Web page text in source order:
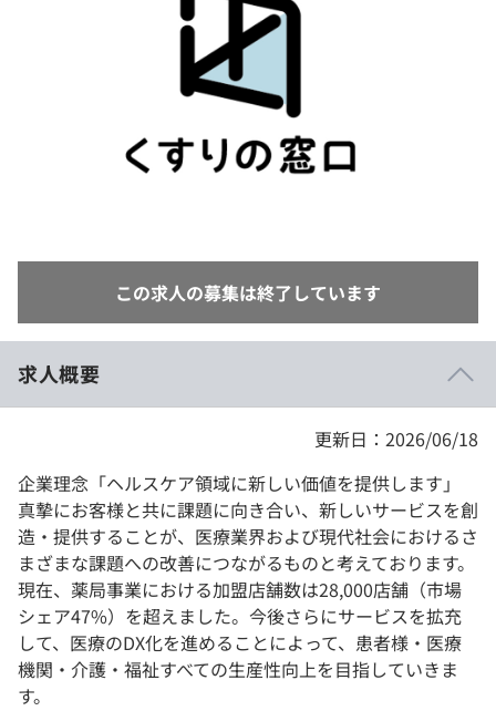
法人向けプラン
この求人の募集は終了しています
求人概要
更新日：2026/06/18
企業理念「ヘルスケア領域に新しい価値を提供します」
真摯にお客様と共に課題に向き合い、新しいサービスを創
造・提供することが、医療業界および現代社会におけるさ
まざまな課題への改善につながるものと考えております。
現在、薬局事業における加盟店舗数は28,000店舗（市場
シェア47%）を超えました。今後さらにサービスを拡充
して、医療のDX化を進めることによって、患者様・医療
機関・介護・福祉すべての生産性向上を目指していきま
す。